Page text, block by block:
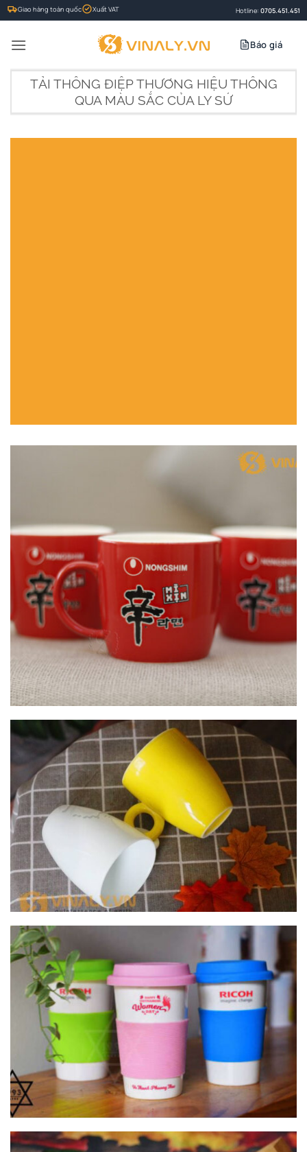
Bỏ
qua
nội
Giao hàng toàn quốc Xuất VAT Hotline: 0705.451.451
Báo giá
TẢI THÔNG ĐIỆP THƯƠNG HIỆU THÔNG
QUA MÀU SẮC CỦA LY SỨ